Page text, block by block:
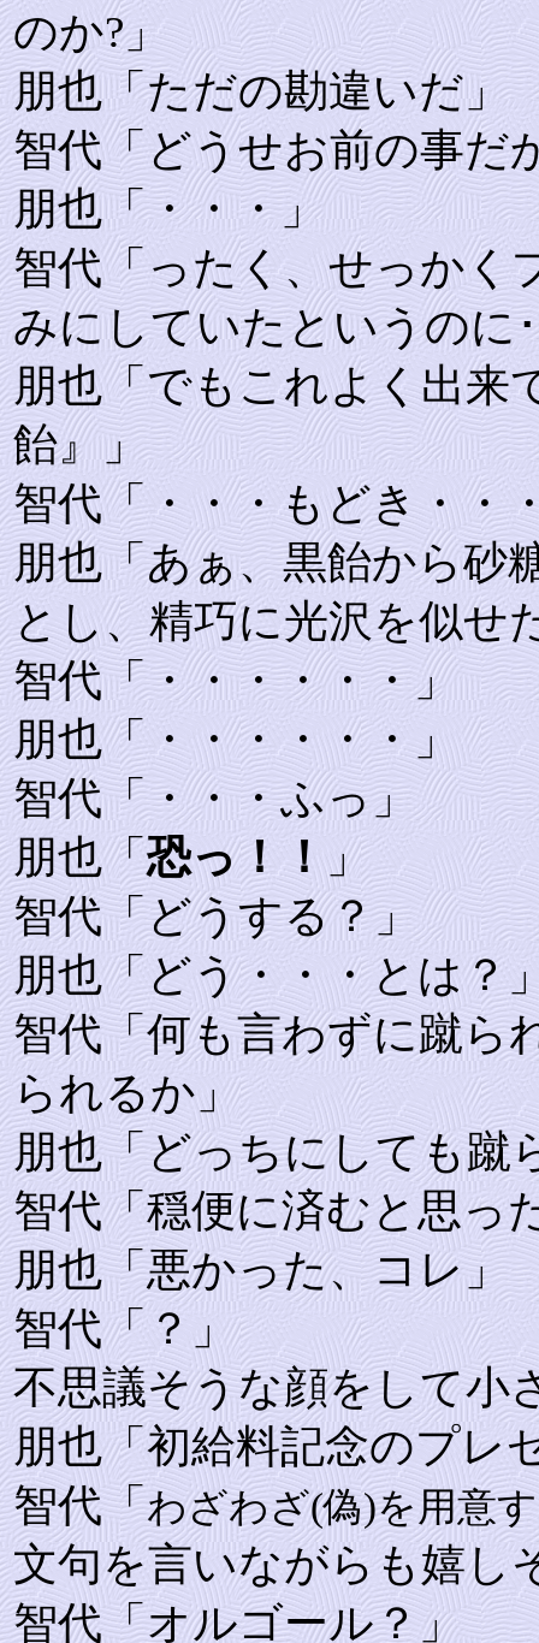
のか?」
朋也「ただの勘違いだ」
智代「どうせお前の事だ
朋也「・・・」
智代「ったく、せっかく
みにしていたというのに
朋也「でもこれよく出来
飴』」
智代「・・・もどき・・
朋也「あぁ、黒飴から砂
とし、精巧に光沢を似せ
智代「・・・・・・」
朋也「・・・・・・」
智代「・・・ふっ」
朋也「恐っ！！」
智代「どうする？」
朋也「どう・・・とは？
智代「何も言わずに蹴ら
られるか」
朋也「どっちにしても蹴
智代「穏便に済むと思っ
朋也「悪かった、コレ」
智代「？」
不思議そうな顔をして小
朋也「初給料記念のプレ
智代「わざわざ(偽)を用意
文句を言いながらも嬉し
智代「オルゴール？」